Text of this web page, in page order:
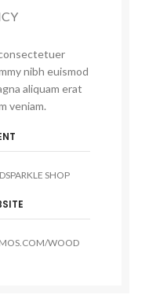
nibh euismod
aliquam erat
veniam.
SHOP
WOOD